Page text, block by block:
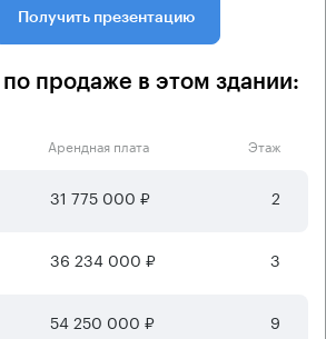
Получить презентацию
продаже в этом здании:
Арендная плата Этаж
31 775 000 ₽ 2
36 234 000 ₽ 3
54 250 000 ₽ 9